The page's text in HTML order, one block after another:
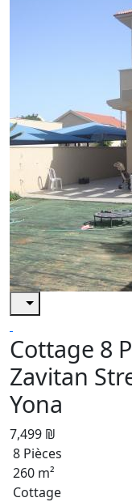
Cottage 8
Zavitan
Yona
7,499 ₪
8 Pièces
260 m²
Cottage